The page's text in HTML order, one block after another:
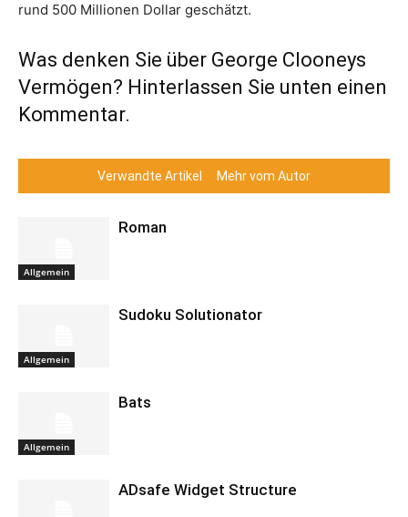
rund 500 Millionen Dollar geschätzt.
Was denken Sie über George Clooneys
Vermögen? Hinterlassen Sie unten einen
Kommentar.
Verwandte Artikel Mehr vom Autor
Allgemein
Roman
Allgemein
Sudoku Solutionator
Allgemein
Bats
ADsafe Widget Structure